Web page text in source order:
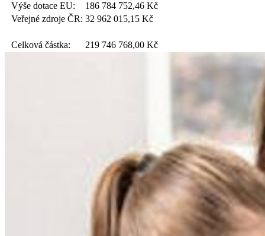
Výše dotace EU: 186 784 752,46 Kč
Veřejné zdroje ČR: 32 962 015,15 Kč
Celková částka: 219 746 768,00 Kč